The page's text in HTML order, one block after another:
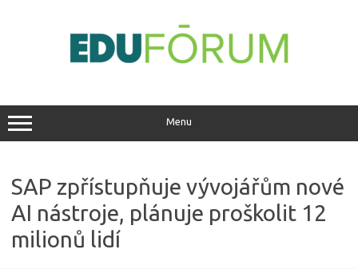
Menu
SAP zpřístupňuje vývojářům nové
AI nástroje, plánuje proškolit 12
milionů lidí